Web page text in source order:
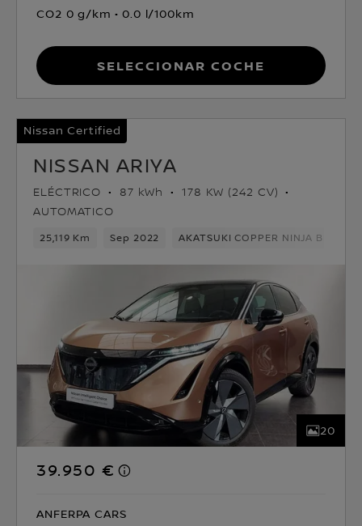
CO2 0 g/km 0.0 l/100km
Seleccionar coche
Nissan Certified
NISSAN ARIYA
ELÉCTRICO 87 kWh
178 KW (242 CV)
AUTOMATICO
25,119 Km Sep 2022 AKATSUKI COPPER NINJA BLACK
20
39.950 €
ANFERPA CARS